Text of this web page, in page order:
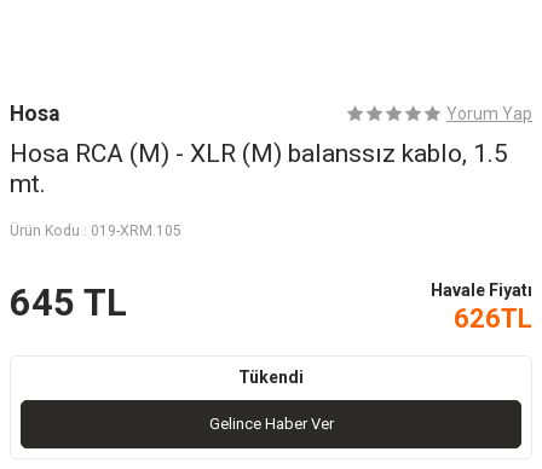
Hosa Yorum Yap
Hosa RCA (M) - XLR (M) balanssız kablo, 1.5
mt.
Ürün Kodu : 019-XRM.105
645 TL Havale Fiyatı
626TL
Tükendi
Gelince Haber Ver